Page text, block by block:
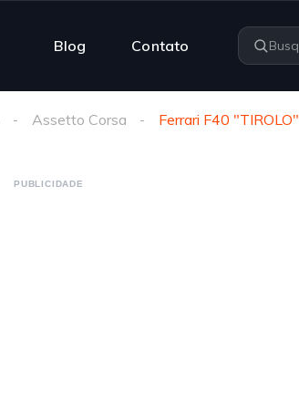
Blog Contato
Assetto Corsa Ferrari F40 "TIROLO"
PUBLICIDADE